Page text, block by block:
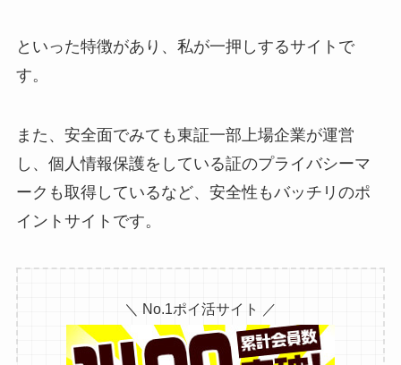
といった特徴があり、私が一押しするサイトで
す。
また、安全面でみても東証一部上場企業が運営
し、個人情報保護をしている証のプライバシーマ
ークも取得しているなど、安全性もバッチリのポ
イントサイトです。
＼ No.1ポイ活サイト ／